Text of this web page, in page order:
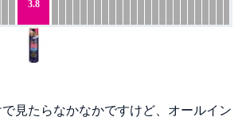
3.8
見たらなかなかですけど、オールイン